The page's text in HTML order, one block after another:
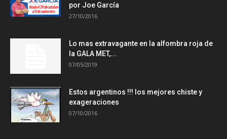
por Joe García
27/10/2016
Lo mas extravagante en la alfombra roja de
la GALA MET,...
07/05/2019
Estos argentinos !!! los mejores chiste y
exageraciones
07/10/2016